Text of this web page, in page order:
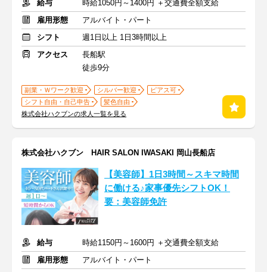
給与
時給1050円～1400円 ＋交通費全額支給
雇用形態
アルバイト・パート
シフト
週1日以上 1日3時間以上
アクセス
長船駅
徒歩9分
副業・Ｗワーク歓迎 シルバー歓迎
ピアス可
シフト自由・自己申告
髪色自由
株式会社ハクブンの求人一覧を見る
株式会社ハクブン HAIR SALON IWASAKI 岡山長船店
【美容師】1日3時間～スキマ時間
に働ける♪家事優先シフトOK！
要：美容師免許
給与
時給1150円～1600円 ＋交通費全額支給
雇用形態
アルバイト・パート